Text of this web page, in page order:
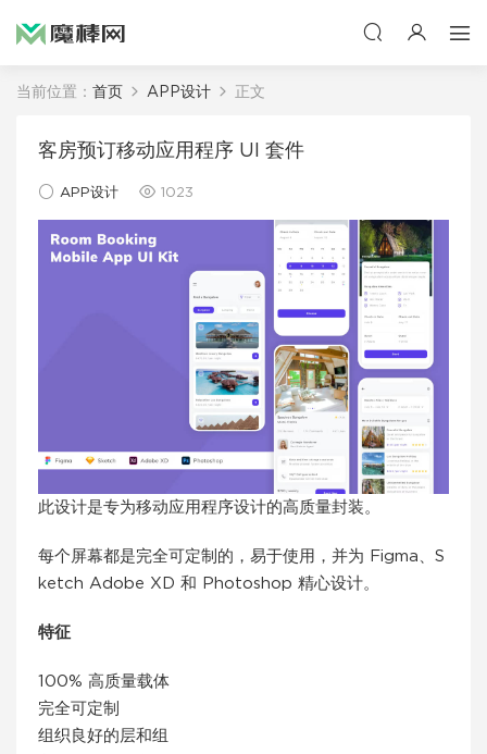
当前位置： 首页 APP设计 正文
客房预订移动应用程序 UI 套件
APP设计 1023
此设计是专为移动应用程序设计的高质量封装。
每个屏幕都是完全可定制的，易于使用，并为 Figma、S
ketch Adob​​e XD 和 Photoshop 精心设计。
特征
100% 高质量载体
完全可定制
组织良好的层和组